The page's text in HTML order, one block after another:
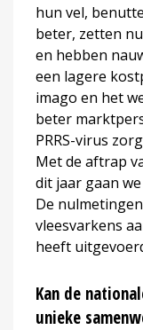
hun vel,
beter, zetten
en hebben
een lagere
imago en het
beter
PRRS-virus
Met de aftrap
dit jaar gaan
De
vleesvarkens
heeft
Kan de
unieke